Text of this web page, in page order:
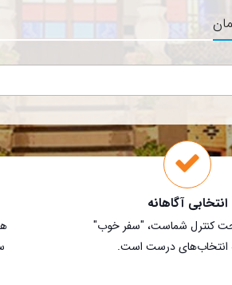
انتخابی آگاهانه
کنترل شماست، "سفر خوب"
انتخاب‌های درست است.